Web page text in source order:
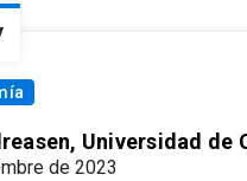
Universidad de
de 2023